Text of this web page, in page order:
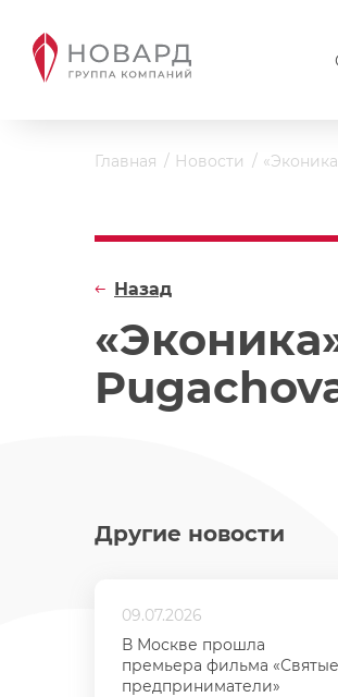
Главная Новости
Назад
Другие новости
09.07.2026
В Москве прошла
премьера фильма «Святые
предприниматели»